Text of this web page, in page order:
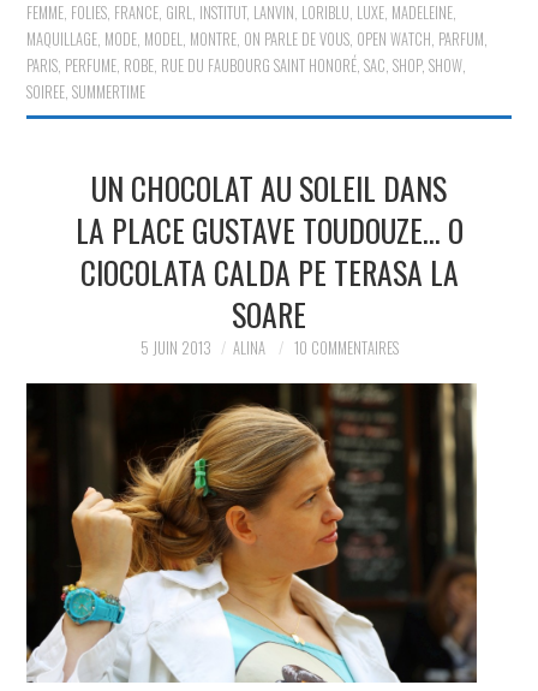
FEMME, FOLIES, FRANCE, GIRL, INSTITUT, LANVIN, LORIBLU, LUXE, MADELEINE,
MAQUILLAGE, MODE, MODEL, MONTRE, ON PARLE DE VOUS, OPEN WATCH, PARFUM,
PARIS, PERFUME, ROBE, RUE DU FAUBOURG SAINT HONORÉ,SAC,SHOP,SHOW,
SOIREE,SUMMERTIME
UN CHOCOLAT AU SOLEIL DANS
LA PLACE GUSTAVE TOUDOUZE… O
CIOCOLATA CALDA PE TERASA LA
SOARE
5 JUIN 2013 ALINA 10 COMMENTAIRES